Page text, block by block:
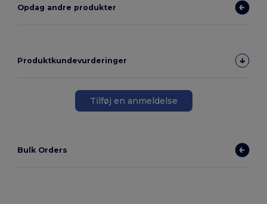
Opdag andre produkter
Produktkundevurderinger
Tilføj en anmeldelse
Bulk Orders